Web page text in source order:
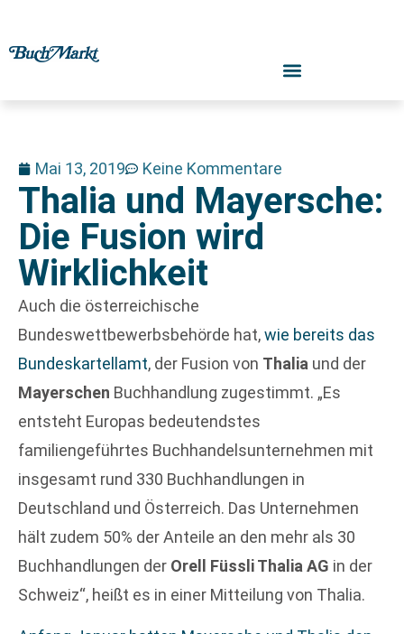
Mai 13, 2019 Keine Kommentare
Thalia und Mayersche:
Die Fusion wird
Wirklichkeit
Auch die österreichische
Bundeswettbewerbsbehörde hat,wie bereits das
Bundeskartellamt, der Fusion von Thalia und der
Mayerschen Buchhandlung zugestimmt. „Es
entsteht Europas bedeutendstes
familiengeführtes Buchhandelsunternehmen mit
insgesamt rund 330 Buchhandlungen in
Deutschland und Österreich. Das Unternehmen
hält zudem 50% der Anteile an den mehr als 30
Buchhandlungen der Orell Füssli Thalia AG in der
Schweiz“, heißt es in einer Mitteilung von Thalia.